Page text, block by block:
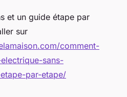
et un guide étape par
sur
comment-
sans-
par-etape/